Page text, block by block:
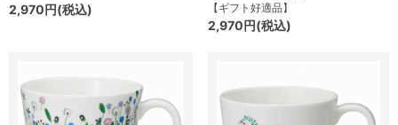
2,970円(税込)
【ギフト好適品】
2,970円(税込)